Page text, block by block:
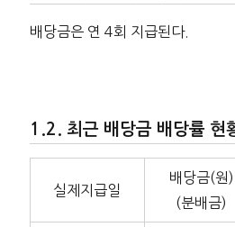
배당금은 연 4회 지급된다.
최근 배당금 배당률 현
실제지급일
배당금(원)
(분배금)